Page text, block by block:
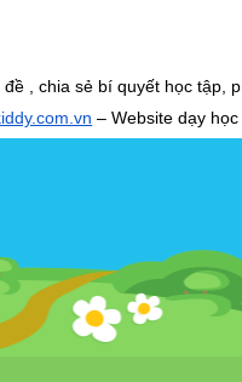
, chia sẻ bí quyết học tập,
– Website dạy